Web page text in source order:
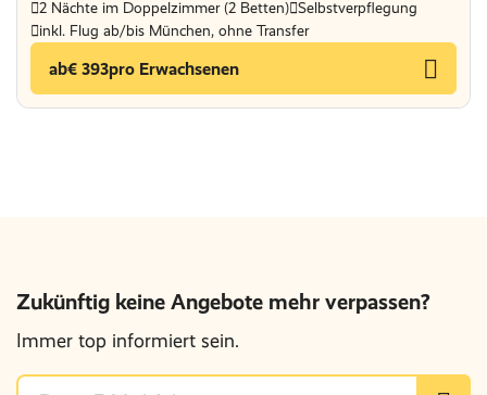
2 Nächte im Doppelzimmer (2 Betten) Selbstverpflegung
inkl. Flug ab/bis München, ohne Transfer
ab€ 393pro Erwachsenen
Zukünftig keine Angebote mehr verpassen?
Immer top informiert sein.